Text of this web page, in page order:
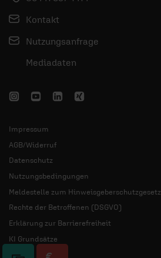
Kontakt
Nutzungsanfrage
Mediadaten
Impressum
AGB/Widerruf
Datenschutz
Nutzungsbedingungen
Meldestelle zum Hinweisgeberschutzgesetz
Rechte der Betroffenen (DSGVO)
Erklärung zur Barrierefreiheit
KI Grundsätze